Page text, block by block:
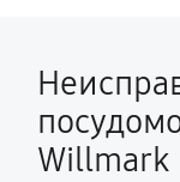
2640
Willmark